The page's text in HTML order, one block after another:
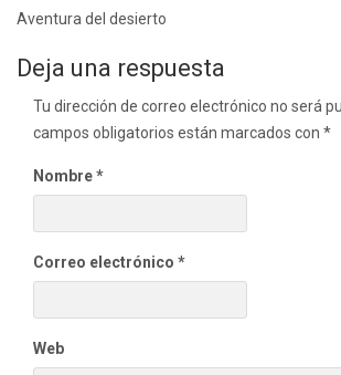
Navegación
entradas
Aventura del desierto
Deja una respuesta
Tu dirección de correo electrónico no será
campos obligatorios están marcados con *
Nombre*
Correo electrónico *
Web